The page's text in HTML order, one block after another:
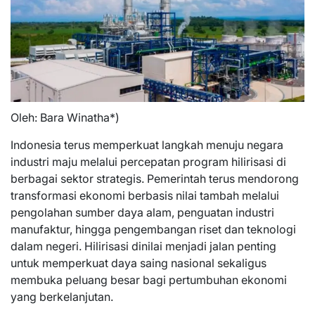
Oleh: Bara Winatha*)
Indonesia terus memperkuat langkah menuju negara
industri maju melalui percepatan program hilirisasi di
berbagai sektor strategis. Pemerintah terus mendorong
transformasi ekonomi berbasis nilai tambah melalui
pengolahan sumber daya alam, penguatan industri
manufaktur, hingga pengembangan riset dan teknologi
dalam negeri. Hilirisasi dinilai menjadi jalan penting
untuk memperkuat daya saing nasional sekaligus
membuka peluang besar bagi pertumbuhan ekonomi
yang berkelanjutan.